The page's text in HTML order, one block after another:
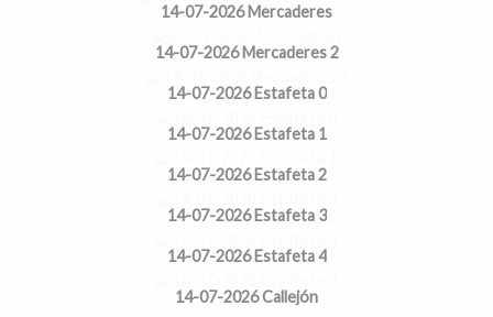
14-07-2026 Mercaderes
14-07-2026 Mercaderes 2
14-07-2026 Estafeta 0
14-07-2026 Estafeta 1
14-07-2026 Estafeta 2
14-07-2026 Estafeta 3
14-07-2026 Estafeta 4
14-07-2026 Callejón